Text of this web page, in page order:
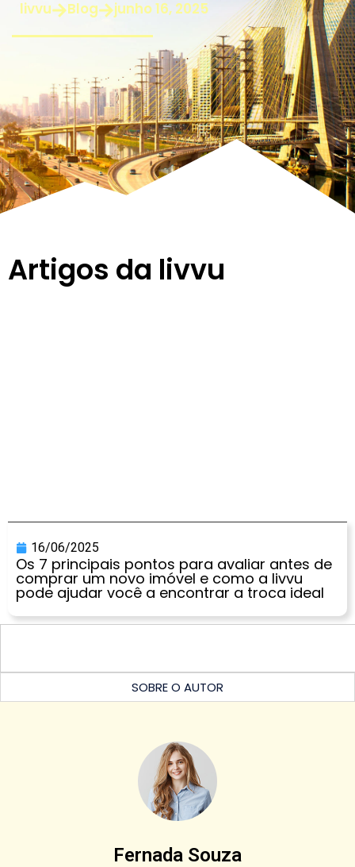
livvu Blog junho 16, 2025
Artigos da livvu
16/06/2025
Os 7 principais pontos para avaliar antes de
comprar um novo imóvel e como a livvu
pode ajudar você a encontrar a troca ideal
SOBRE O AUTOR
Fernada Souza